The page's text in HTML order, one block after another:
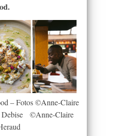
– Fotos ©Anne-Claire
©Anne-Claire